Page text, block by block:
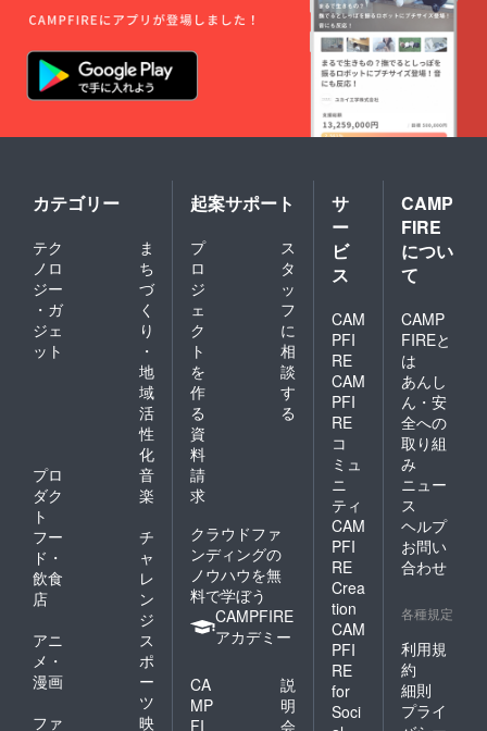
カテゴリー
テク
ノロ
ジー
・ガ
ジェ
ット
ま
ち
づ
く
り
・
地
域
活
性
化
プロ
ダク
ト
音
楽
フー
ド・
飲食
店
チ
ャ
レ
ン
ジ
アニ
メ・
漫画
ス
ポ
ー
ツ
ファ
映
起案サポート
プ
ロ
ジ
ェ
ク
ト
を
作
る
ス
タ
ッ
フ
に
相
談
す
る
資
料
請
求
クラウドファ
ンディングの
ノウハウを無
料で学ぼう
CAMPFIRE
アカデミー
CA
MP
FI
説
明
会
サ
ー
ビ
ス
CAM
PFI
RE
CAM
PFI
RE
コ
ミュ
ニ
ティ
CAM
PFI
RE
Crea
tion
CAM
PFI
RE
for
Soci
CAMP
FIRE
につい
て
CAMP
FIREと
は
あんし
ん・安
全への
取り組
み
ニュー
ス
ヘルプ
お問い
合わせ
各種規定
利用規
約
細則
プライ